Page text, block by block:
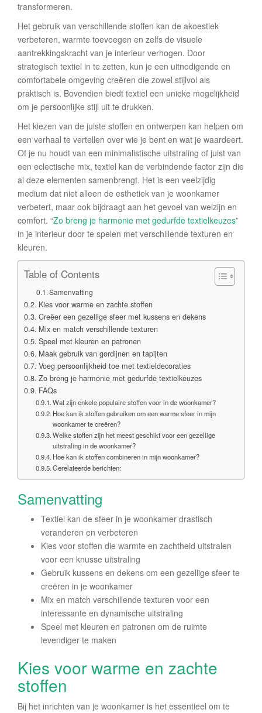
transformeren.
Het gebruik van verschillende stoffen kan de akoestiek
verbeteren, warmte toevoegen en zelfs de visuele
aantrekkingskracht van je interieur verhogen. Door
strategisch textiel in te zetten, kun je een uitnodigende en
comfortabele omgeving creëren die zowel stijlvol als
praktisch is. Bovendien biedt textiel een unieke mogelijkheid
om je persoonlijke stijl uit te drukken.
Het kiezen van de juiste stoffen en ontwerpen kan helpen om
een verhaal te vertellen over wie je bent en wat je waardeert.
Of je nu houdt van een minimalistische uitstraling of juist van
een eclectische mix, textiel kan de verbindende factor zijn die
al deze elementen samenbrengt. Het is een veelzijdig
medium dat niet alleen de esthetiek van je woonkamer
verbetert, maar ook bijdraagt aan het gevoel van welzijn en
comfort. “Zo breng je harmonie met gedurfde textielkeuzes”
in je interieur door te spelen met verschillende texturen en
kleuren.
Table of Contents
Samenvatting
Kies voor warme en zachte stoffen
Creëer een gezellige sfeer met kussens en dekens
Mix en match verschillende texturen
Speel met kleuren en patronen
Maak gebruik van gordijnen en tapijten
Voeg persoonlijkheid toe met textieldecoraties
Zo breng je harmonie met gedurfde textielkeuzes
FAQs
Wat zijn enkele populaire stoffen voor in de woonkamer?
Hoe kan ik stoffen gebruiken om een warme sfeer in mijn
woonkamer te creëren?
Welke stoffen zijn het meest geschikt voor een gezellige
uitstraling in de woonkamer?
Hoe kan ik stoffen combineren in mijn woonkamer?
Gerelateerde berichten:
Samenvatting
Textiel kan de sfeer in je woonkamer drastisch
veranderen en verbeteren
Kies voor stoffen die warmte en zachtheid uitstralen
voor een knusse uitstraling
Gebruik kussens en dekens om een gezellige sfeer te
creëren in je woonkamer
Mix en match verschillende texturen voor een
interessante en dynamische uitstraling
Speel met kleuren en patronen om de ruimte
levendiger te maken
Kies voor warme en zachte
stoffen
Bij het inrichten van je woonkamer is het essentieel om te